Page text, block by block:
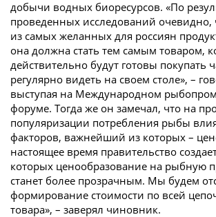
добычи водных биоресурсов. «По
проведенных исследований очевидно,
из самых желанных для россиян
она должна стать тем самым товаром,
действительно будут готовы покупать
регулярно видеть на своем столе», –
выступая на Международном
форуме. Тогда же он замечал, что на
популяризации потребления рыбы
факторов, важнейший из которых –
настоящее время правительство
которых ценообразование на рыбную
станет более прозрачным. Мы будем
формирование стоимости по всей
товара», – заверял чиновник.